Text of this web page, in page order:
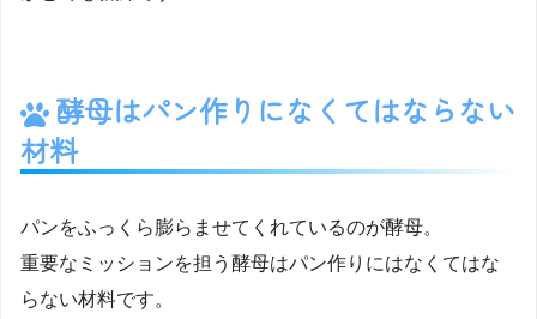
酵母はパン作りになくてはならない
材料
パンをふっくら膨らませてくれているのが酵母。
重要なミッションを担う酵母はパン作りにはなくてはな
らない材料です。